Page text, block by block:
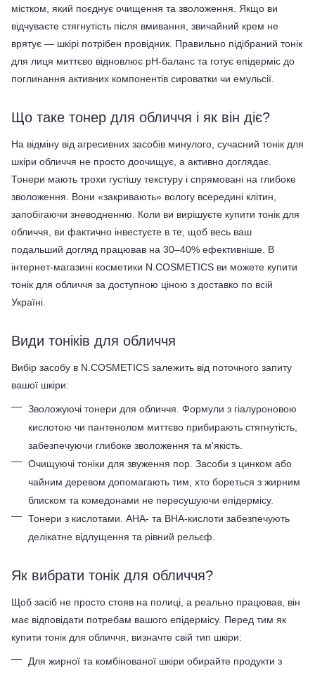
містком, який поєднує очищення та зволоження. Якщо ви
відчуваєте стягнутість після вмивання, звичайний крем не
врятує — шкірі потрібен провідник. Правильно підібраний тонік
для лиця миттєво відновлює pH-баланс та готує епідерміс до
поглинання активних компонентів сироватки чи емульсії.
Що таке тонер для обличчя і як він діє?
На відміну від агресивних засобів минулого, сучасний тонік для
шкіри обличчя не просто доочищує, а активно доглядає.
Тонери мають трохи густішу текстуру і спрямовані на глибоке
зволоження. Вони «закривають» вологу всередині клітин,
запобігаючи зневодненню. Коли ви вирішуєте купити тонік для
обличчя, ви фактично інвестуєте в те, щоб весь ваш
подальший догляд працював на 30–40% ефективніше. В
інтернет-магазині косметики N.COSMETICS ви можете купити
тонік для обличчя за доступною ціною з доставко по всій
Україні.
Види тоніків для обличчя
Вибір засобу в N.COSMETICS залежить від поточного запиту
вашої шкіри:
Зволожуючі тонери для обличчя. Формули з гіалуроновою
кислотою чи пантенолом миттєво прибирають стягнутість,
забезпечуючи глибоке зволоження та м'якість.
Очищуючі тоніки для звуження пор. Засоби з цинком або
чайним деревом допомагають тим, хто бореться з жирним
блиском та комедонами не пересушуючи епідермісу.
Тонери з кислотами. AHA- та BHA-кислоти забезпечують
делікатне відлущення та рівний рельєф.
Як вибрати тонік для обличчя?
Щоб засіб не просто стояв на полиці, а реально працював, він
має відповідати потребам вашого епідермісу. Перед тим як
купити тонік для обличчя, визначте свій тип шкіри:
Для жирної та комбінованої шкіри обирайте продукти з